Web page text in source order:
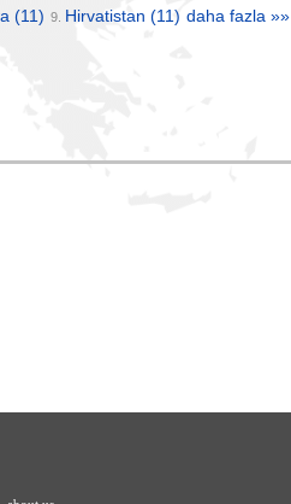
(11) 9. Hirvatistan (11) daha fazla »»